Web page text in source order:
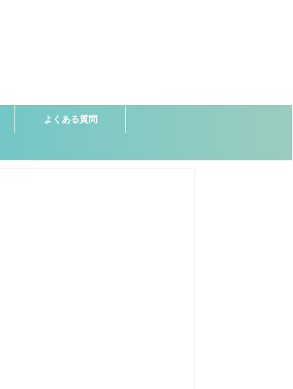
よくある質問